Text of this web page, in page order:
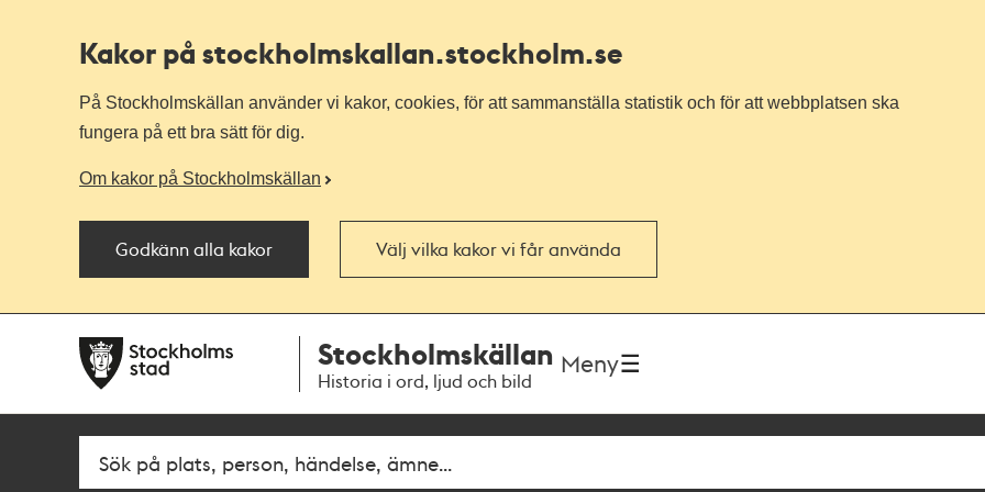
Kakor på stockholmskallan.stockholm.se
På Stockholmskällan använder vi kakor, cookies, för att sammanställa statistik och för att webbplatsen ska
fungera på ett bra sätt för dig.
Om kakor på Stockholmskällan
Godkänn alla kakor Välj vilka kakor vi får använda
navigationen
huvudinnehållet
Stockholmskällan
Historia i ord, ljud och bild
Meny
SökFritextsök